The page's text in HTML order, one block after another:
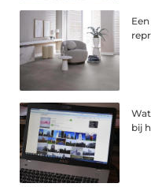
bij